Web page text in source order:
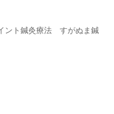
ント鍼灸療法 すがぬま鍼